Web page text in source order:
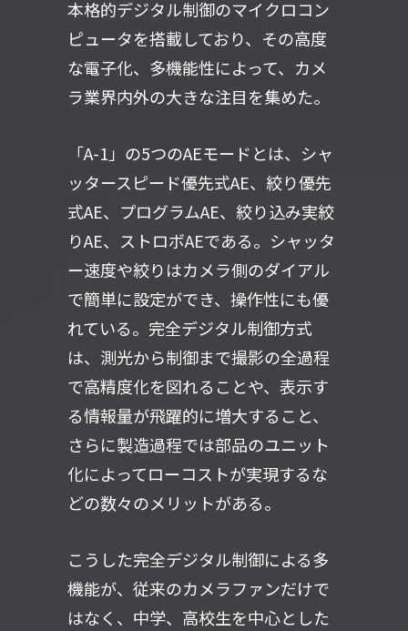
本格的デジタル制御のマイクロコン
ピュータを搭載しており、その高度
な電子化、多機能性によって、カメ
ラ業界内外の大きな注目を集めた。
「A-1」の5つのAEモードとは、シャ
ッタースピード優先式AE、絞り優先
式AE、プログラムAE、絞り込み実絞
りAE、ストロボAEである。シャッタ
ー速度や絞りはカメラ側のダイアル
で簡単に設定ができ、操作性にも優
れている。完全デジタル制御方式
は、測光から制御まで撮影の全過程
で高精度化を図れることや、表示す
る情報量が飛躍的に増大すること、
さらに製造過程では部品のユニット
化によってローコストが実現するな
どの数々のメリットがある。
こうした完全デジタル制御による多
機能が、従来のカメラファンだけで
はなく、中学、高校生を中心とした